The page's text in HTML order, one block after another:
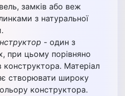
замків або веж
з натуральної
- один з
при цьому порівняно
конструктора. Матеріал
створювати широку
конструктора.